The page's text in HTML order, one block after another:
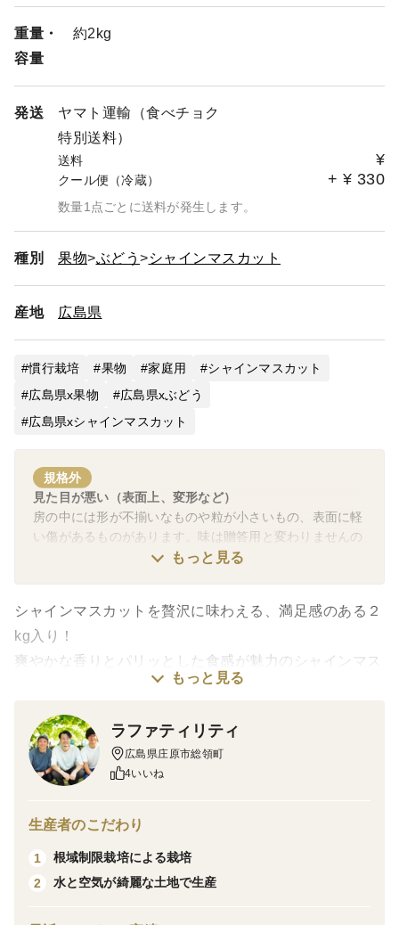
重量・
容量
約2kg
発送
ヤマト運輸（食べチョク
特別送料）
送料 ¥
クール便（冷蔵） + ¥ 330
数量1点ごとに送料が発生します。
種別 果物 ぶどう シャインマスカット
産地 広島県
慣行栽培 果物 家庭用
シャインマスカット
広島県x果物
広島県xぶどう
広島県xシャインマスカット
規格外
見た目が悪い（表面上、変形など）
房の中には形が不揃いなものや粒が小さいもの、表面に軽
い傷があるものがあります。味は贈答用と変わりませんの
で、ご家庭で気軽に味わっていただけます。
もっと見る
シャインマスカットを贅沢に味わえる、満足感のある２
kg入り！
爽やかな香りとパリッとした食感が魅力のシャインマス
カット香が広がります。種がなく皮ごと食べられるた
め、お子さまからご年配の方まで幅広くお楽しみいただ
けます。
※こちらは【ご家庭用】の商品です。房の中には房型が
不揃いなものや、粒が小さいもの、表面に傷があるもの
があります。
もっと見る
ラファティリティ
広島県庄原市総領町
4いいね
生産者のこだわり
1
根域制限栽培による栽培
2
水と空気が綺麗な土地で生産